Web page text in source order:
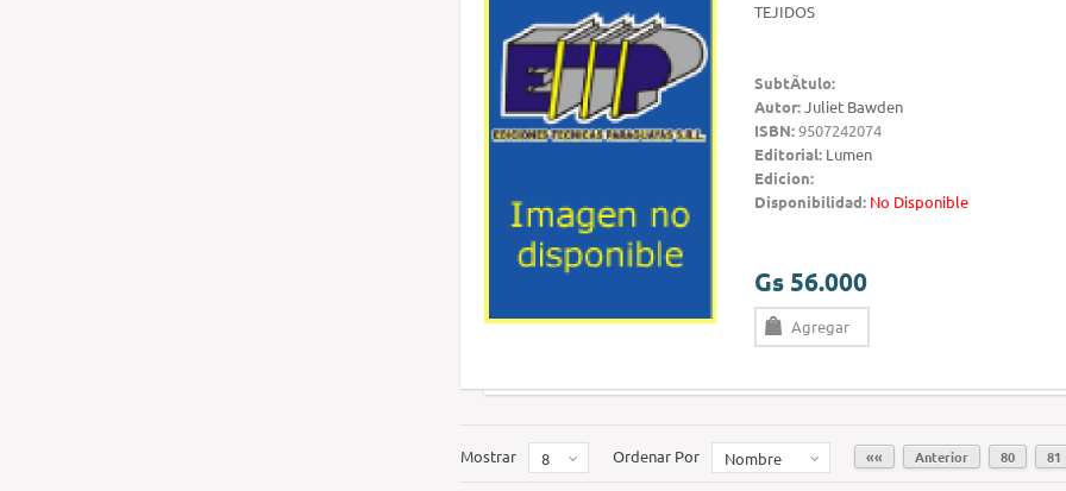
TEJIDOS
SubtÃ­tulo:
Autor:Juliet Bawden
ISBN:9507242074
Editorial: Lumen
Edicion:
Disponibilidad: No Disponible
Gs 56.000
Agregar
Mostrar 8 Ordenar Por Nombre «« Anterior 80 81